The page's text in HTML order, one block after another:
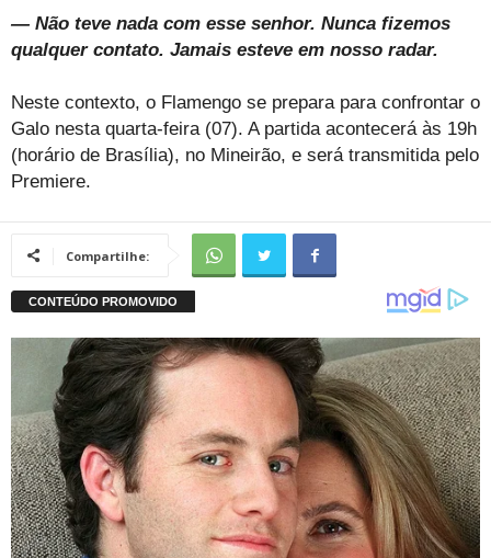
— Não teve nada com esse senhor. Nunca fizemos
qualquer contato. Jamais esteve em nosso radar.
Neste contexto, o Flamengo se prepara para confrontar o
Galo nesta quarta-feira (07). A partida acontecerá às 19h
(horário de Brasília), no Mineirão, e será transmitida pelo
Premiere.
Compartilhe: